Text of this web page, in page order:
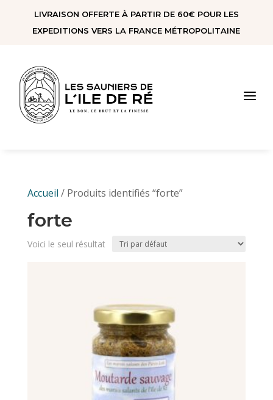
Panneau de gestion des cookies
LIVRAISON OFFERTE À PARTIR DE 60€ POUR LES
EXPEDITIONS VERS LA FRANCE MÉTROPOLITAINE
a
Accueil / Produits identifiés “forte”
forte
Voici le seul résultat